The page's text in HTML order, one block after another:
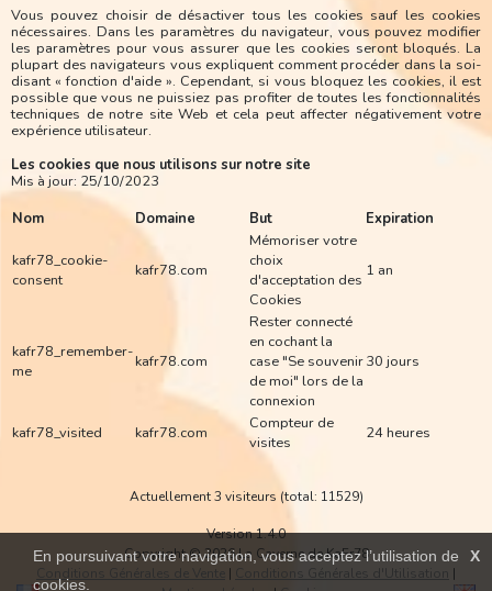
Vous pouvez choisir de désactiver tous les cookies sauf les cookies
nécessaires. Dans les paramètres du navigateur, vous pouvez modifier
les paramètres pour vous assurer que les cookies seront bloqués. La
plupart des navigateurs vous expliquent comment procéder dans la soi-
disant « fonction d'aide ». Cependant, si vous bloquez les cookies, il est
possible que vous ne puissiez pas profiter de toutes les fonctionnalités
techniques de notre site Web et cela peut affecter négativement votre
expérience utilisateur.
Les cookies que nous utilisons sur notre site
Mis à jour: 25/10/2023
Nom
Domaine But Expiration
kafr78_cookie-
consent
kafr78.com
Mémoriser votre
choix
d'acceptation des
Cookies
1 an
kafr78_remember-
me
kafr78.com
Rester connecté
en cochant la
case "Se souvenir
de moi" lors de la
connexion
30 jours
kafr78_visited kafr78.com
Compteur de
visites
24 heures
Actuellement 3 visiteurs (total: 11529)
Version 1.4.0
Copyright © 2026 La Caverne de KaFr78
Conditions Générales de Vente | Conditions Générales d'Utilisation |
X
En poursuivant votre navigation, vous acceptez l’utilisation de
cookies.